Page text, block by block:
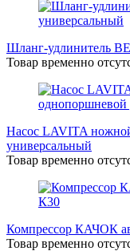
Шланг-удлинитель
Товар временно
Насос LAVITA
универсальный
Товар временно
Компрессор КАЧОК
Товар временно